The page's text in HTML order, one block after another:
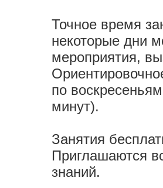
Точное время
некоторые дни
мероприятия,
по
минут).
Занятия
Приглашаются
знаний.